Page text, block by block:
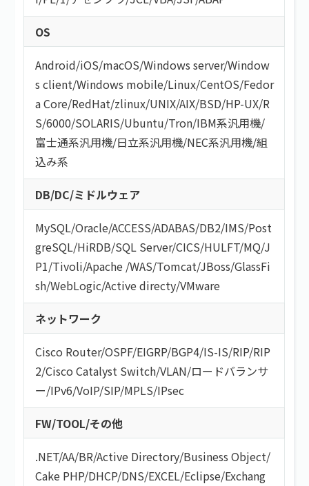
OS
Android/iOS/macOS/Windows server/Window
s client/Windows mobile/Linux/CentOS/Fedor
a Core/RedHat/zlinux/UNIX/AIX/BSD/HP-UX/R
S/6000/SOLARIS/Ubuntu/Tron/IBM系汎用機/
富士通系汎用機/日立系汎用機/NEC系汎用機/組
込み系
DB/DC/ミドルウェア
MySQL/Oracle/ACCESS/ADABAS/DB2/IMS/Post
greSQL/HiRDB/SQL Server/CICS/HULFT/MQ/J
P1/Tivoli/Apache /WAS/Tomcat/JBoss/GlassFi
sh/WebLogic/Active directy/VMware
ネットワーク
Cisco Router/OSPF/EIGRP/BGP4/IS-IS/RIP/RIP
2/Cisco Catalyst Switch/VLAN/ロードバランサ
ー/IPv6/VoIP/SIP/MPLS/IPsec
FW/TOOL/その他
.NET/AA/BR/Active Directory/Business Object/
Cake PHP/DHCP/DNS/EXCEL/Eclipse/Exchang